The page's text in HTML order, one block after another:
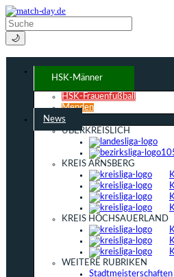
🌙
HSK-Männer
HSK-Frauenfußball
Menden
News
ÜBERKREISLICH
KREIS ARNSBERG
KREIS HOCHSAUERLAND
WEITERE RUBRIKEN
Stadtmeisterschaften